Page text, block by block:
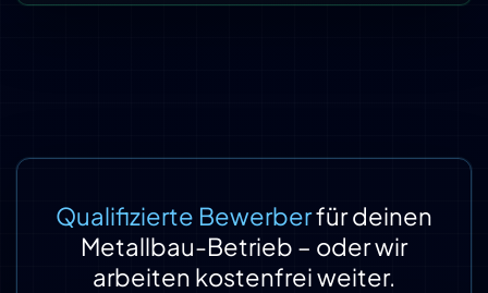
Qualifizierte Bewerberfür deinen
Metallbau-Betrieb – oder wir
arbeiten kostenfrei weiter.